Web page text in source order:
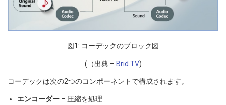
図1: コーデックのブロック図
(（出典 – Brid.TV)
コーデックは次の2つのコンポーネントで構成されます。
エンコーダー – 圧縮を処理